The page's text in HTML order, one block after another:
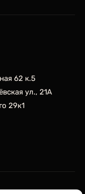
62 к.5
ул., 21А
29к1